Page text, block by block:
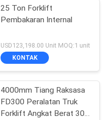
25 Ton Forklift
Pembakaran Internal
USD123,198.00 Unit MOQ:1 unit
KONTAK
4000mm Tiang Raksasa
FD300 Peralatan Truk
Forklift Angkat Berat 30